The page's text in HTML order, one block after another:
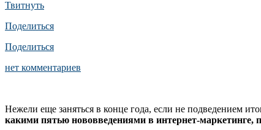
Твитнуть
Поделиться
Поделиться
нет комментариев
Нежели еще заняться в конце года, если не подведением
какими пятью нововведениями в интернет-маркетинге,